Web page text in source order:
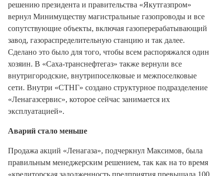
решению президента и правительства «Якутгазпром»
вернул Минимуществу магистральные газопроводы и все
сопутствующие объекты, включая газоперерабатывающий
завод, газораспределительную станцию и так далее.
Сделано это было для того, чтобы всем распоряжался один
хозяин. В «Саха-транснефтегаз» также вернули все
внутригородские, внутрипоселковые и межпоселковые
сети. Внутри «СТНГ» создано структурное подразделение
«Ленагазсервис», которое сейчас занимается их
эксплуатацией».
Аварий стало меньше
Продажа акций «Ленагаза», подчеркнул Максимов, была
правильным менеджерским решением, так как на то время